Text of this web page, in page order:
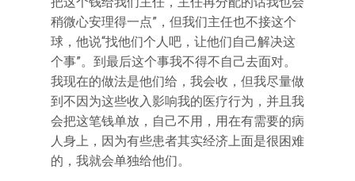
稍微心安理得一点”，但我们主任也不接这个
球，他说“找他们个人吧，让他们自己解决这
个事”。到最后这个事我不得不自己去面对。
我现在的做法是他们给，我会收，但我尽量做
到不因为这些收入影响我的医疗行为，并且我
会把这笔钱单放，自己不用，用在有需要的病
人身上，因为有些患者其实经济上面是很困难
的，我就会单独给他们。